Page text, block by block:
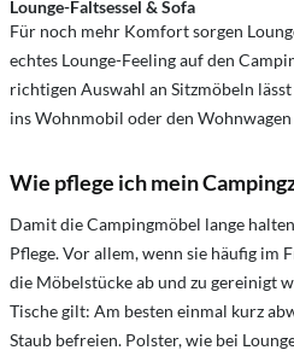
Lounge-Faltsessel & Sofa
Für noch mehr Komfort sorgen
echtes Lounge-Feeling auf den
richtigen Auswahl an Sitzmöbeln
ins Wohnmobil oder den
Wie pflege ich mein
Damit die Campingmöbel lange
Pflege. Vor allem, wenn sie häufig im
die Möbelstücke ab und zu gereinigt
Tische gilt: Am besten einmal kurz
Staub befreien. Polster, wie bei